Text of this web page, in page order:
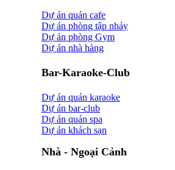
Dự án quán cafe
Dự án phòng tập nhảy
Dự án phòng Gym
Dự án nhà hàng
Bar-Karaoke-Club
Dự án quán karaoke
Dự án bar-club
Dự án quán spa
Dự án khách sạn
Nhà - Ngoại Cảnh